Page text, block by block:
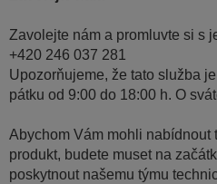
Zavolejte nám a promluvte si s
+420 246 037 281
Upozorňujeme, že tato služba
pátku od 9:00 do 18:00 h. O
Abychom Vám mohli nabídnout
produkt, budete muset na
poskytnout našemu týmu